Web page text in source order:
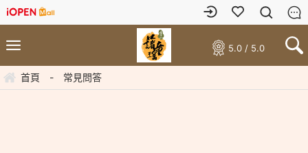
5.0 / 5.0
首頁 - 常見問答